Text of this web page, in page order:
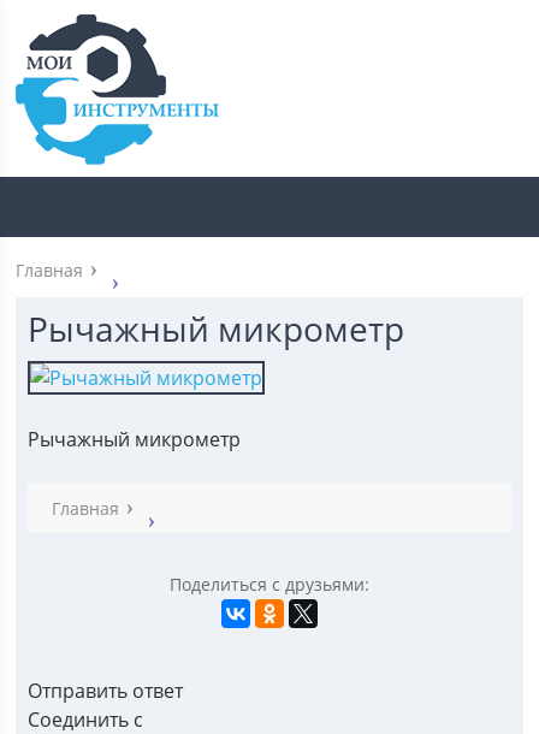
Главная
Рычажный микрометр
Рычажный микрометр
Главная
Поделиться с друзьями:
Отправить ответ
Соединить с